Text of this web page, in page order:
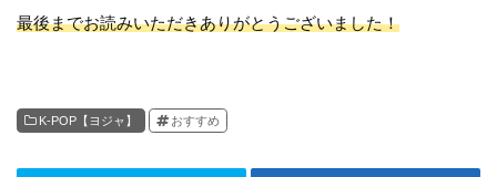
最後までお読みいただきありがとうございました！
K-POP【ヨジャ】 おすすめ